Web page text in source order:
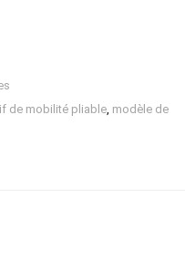
de mobilité pliable, modèle de